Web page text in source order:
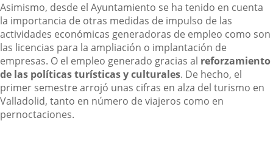
Asimismo, desde el Ayuntamiento se ha tenido en cuenta
la importancia de otras medidas de impulso de las
actividades económicas generadoras de empleo como son
las licencias para la ampliación o implantación de
empresas. O el empleo generado gracias al reforzamiento
de las políticas turísticas y culturales. De hecho, el
primer semestre arrojó unas cifras en alza del turismo en
Valladolid, tanto en número de viajeros como en
pernoctaciones.